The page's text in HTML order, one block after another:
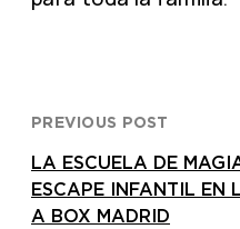
PREVIOUS POST
LA ESCUELA DE
ESCAPE INFANTIL EN
A BOX MADRID